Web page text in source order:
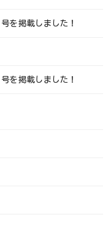
を掲載しました！
を掲載しました！